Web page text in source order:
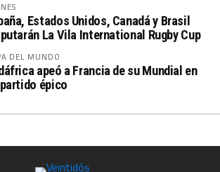
Estados Unidos, Canadá y Brasil
La Vila International Rugby Cup
DEL MUNDO
apeó a Francia de su Mundial en
épico